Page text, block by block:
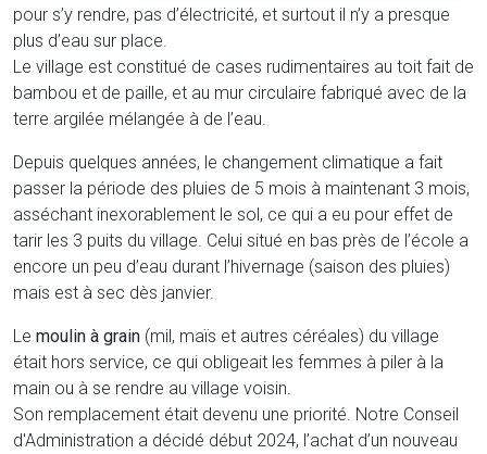
pour s’y rendre, pas d’électricité, et surtout il n’y a presque
plus d’eau sur place.
Le village est constitué de cases rudimentaires au toit fait de
bambou et de paille, et au mur circulaire fabriqué avec de la
terre argilée mélangée à de l’eau.
Depuis quelques années, le changement climatique a fait
passer la période des pluies de 5 mois à maintenant 3 mois,
asséchant inexorablement le sol, ce qui a eu pour effet de
tarir les 3 puits du village. Celui situé en bas près de l’école a
encore un peu d’eau durant l’hivernage (saison des pluies)
mais est à sec dès janvier.
Le moulin à grain (mil, maïs et autres céréales) du village
était hors service, ce qui obligeait les femmes à piler à la
main ou à se rendre au village voisin.
Son remplacement était devenu une priorité. Notre Conseil
d'Administration a décidé début 2024, l’achat d’un nouveau